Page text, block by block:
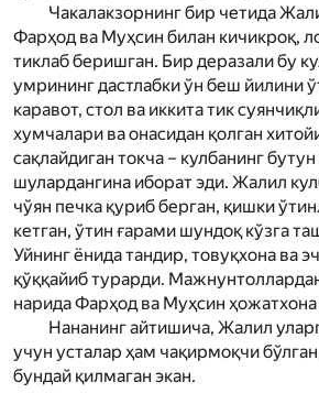
Чакалакзорнинг бир четида
Фарҳод ва Муҳсин билан кичикроқ,
тиклаб беришган. Бир деразали бу
умрининг дастлабки ўн беш йилини
каравот, стол ва иккита тик
хумчалари ва онасидан қолган
сақлайдиган токча – кулбанинг
шулардангина иборат эди. Жалил
чўян печка қуриб берган, қишки
кетган, ўтин ғарами шундоқ кўзга
Уйнинг ёнида тандир, товуқхона ва
қўққайиб турарди.
нарида Фарҳод ва Муҳсин
Нананинг айтишича, Жалил
учун усталар ҳам чақирмоқчи
бундай қилмаган экан.